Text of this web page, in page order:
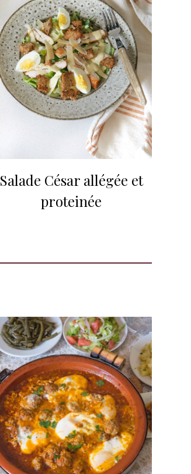
Salade César allégée et
proteinée